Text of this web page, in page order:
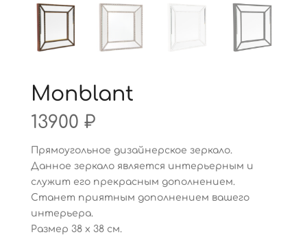
Monblant
13900 ₽
Прямоугольное дизайнерское зеркало.
Данное зеркало является интерьерным и
служит его прекрасным дополнением.
Станет приятным дополнением вашего
интерьера.
Размер 38 х 38 см.